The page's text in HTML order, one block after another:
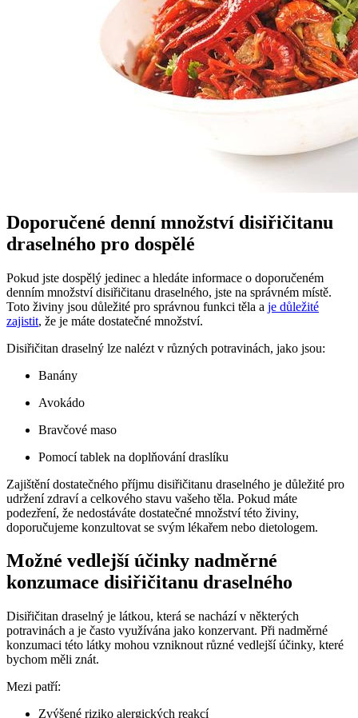
Doporučené denní množství disiřičitanu
draselného pro dospělé
Pokud jste dospělý jedinec a hledáte informace o doporučeném
denním množství disiřičitanu draselného, jste na správném místě.
Toto živiny jsou důležité pro správnou funkci těla a je důležité
zajistit, že je máte dostatečné množství.
Disiřičitan draselný lze nalézt v různých potravinách, jako jsou:
Banány
Avokádo
Bravčové maso
Pomocí tablek na doplňování draslíku
Zajištění dostatečného příjmu disiřičitanu draselného je důležité pro
udržení zdraví a celkového stavu vašeho těla. Pokud máte
podezření, že nedostáváte dostatečné množství této živiny,
doporučujeme konzultovat se svým lékařem nebo dietologem.
Možné vedlejší účinky nadměrné
konzumace disiřičitanu draselného
Disiřičitan draselný je látkou, která se nachází v některých
potravinách a je často využívána jako konzervant. Při nadměrné
konzumaci této látky mohou vzniknout různé vedlejší účinky, které
bychom měli znát.
Mezi patří:
Zvýšené riziko alergických reakcí